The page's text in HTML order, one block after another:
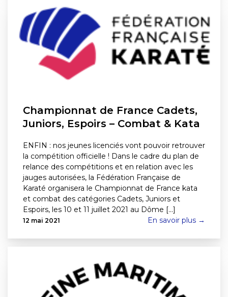
Championnat de France Cadets,
Juniors, Espoirs – Combat & Kata
ENFIN : nos jeunes licenciés vont pouvoir retrouver
la compétition officielle ! Dans le cadre du plan de
relance des compétitions et en relation avec les
jauges autorisées, la Fédération Française de
Karaté organisera le Championnat de France kata
et combat des catégories Cadets, Juniors et
Espoirs, les 10 et 11 juillet 2021 au Dôme [...]
12 mai 2021 En savoir plus →